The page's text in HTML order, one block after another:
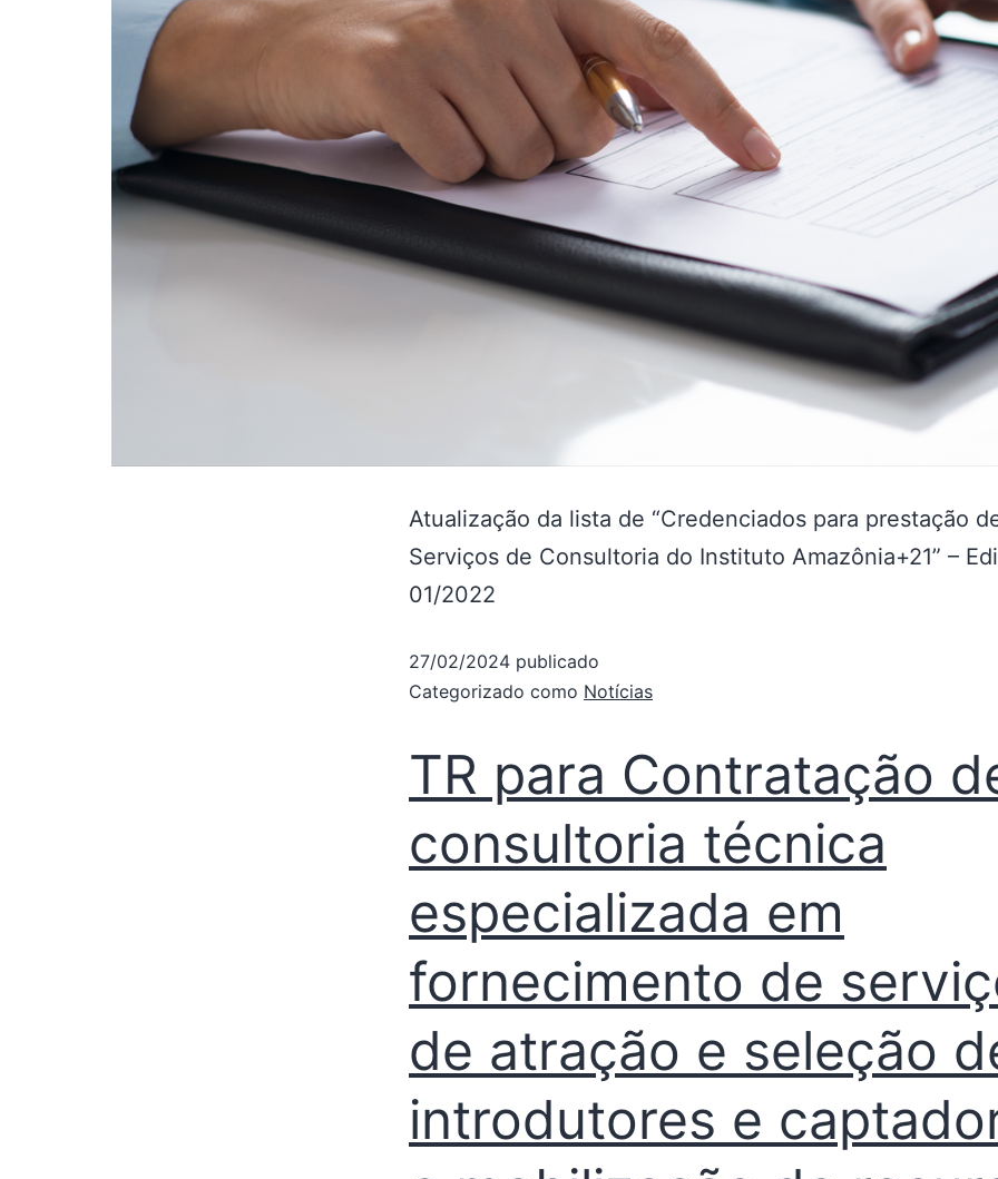
Atualização da lista de “Credenciados para prestação
Serviços de Consultoria do Instituto Amazônia+21” –
01/2022
27/02/2024 publicado
Categorizado como Notícias
TR para Contratação
consultoria técnica
especializada em
fornecimento de
de atração e seleção
introdutores e